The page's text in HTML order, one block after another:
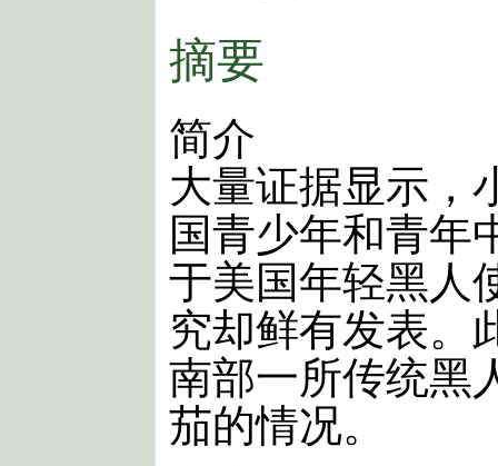
摘要
简介
大量证据显示，
国青少年和青年
于美国年轻黑人
究却鲜有发表。
南部一所传统黑
茄的情况。